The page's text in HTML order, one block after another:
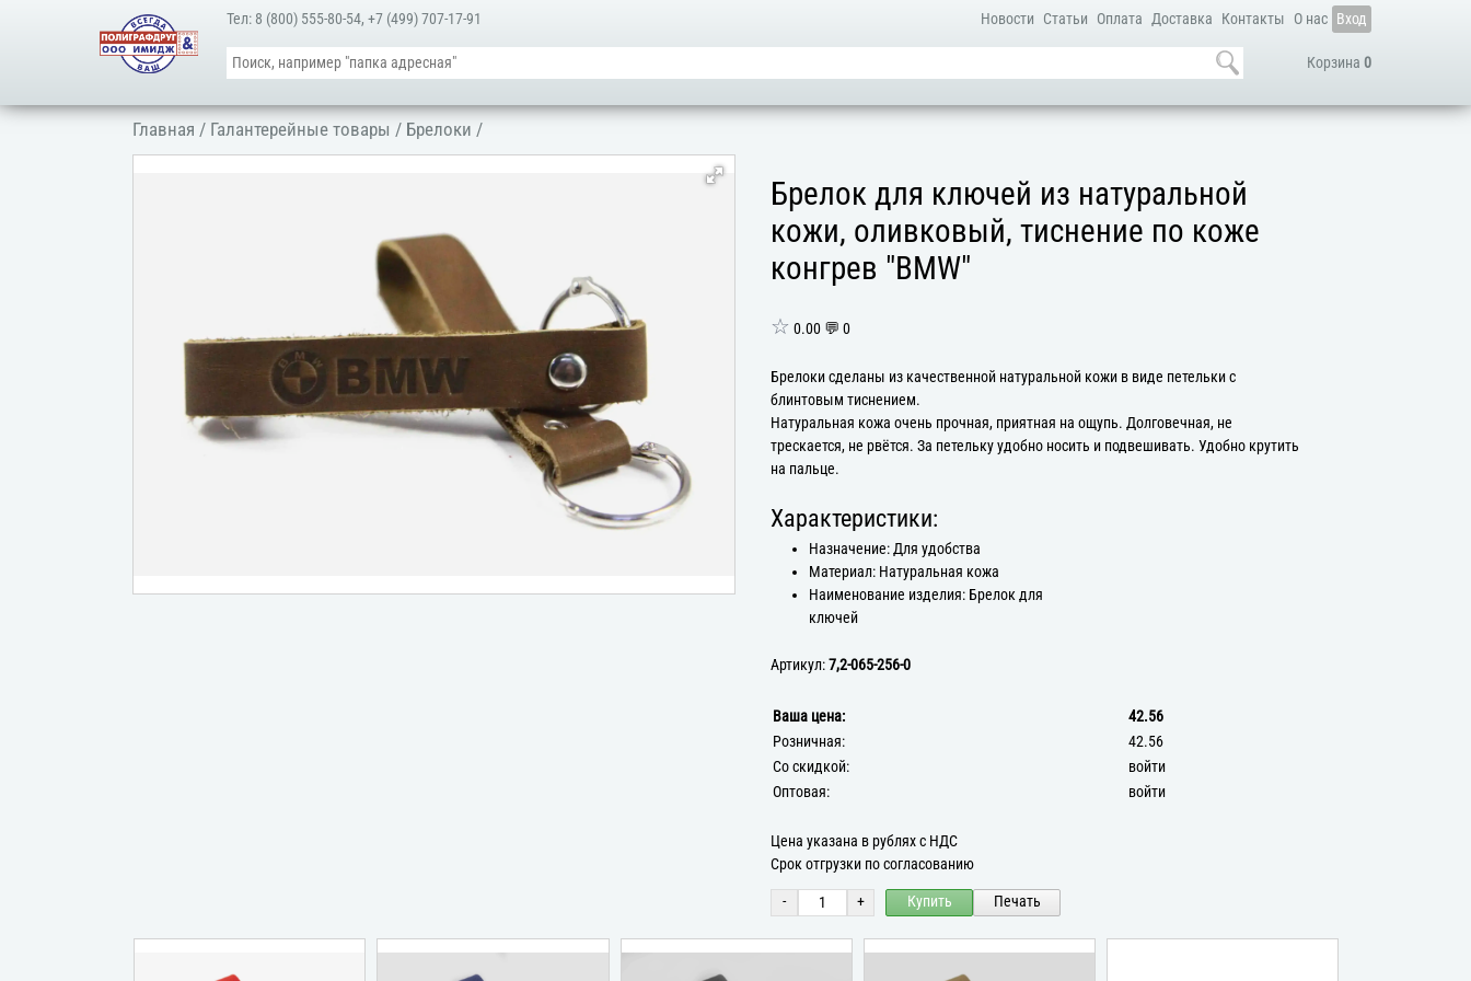
Новости Статьи Оплата Доставка Контакты О нас Вход
Корзина 0
Тел: 8 (800) 555-80-54,+7 (499) 707-17-91
Главная / Галантерейные товары / Брелоки /
Брелок для ключей из натуральной
кожи, оливковый, тиснение по коже
конгрев "BMW"
☆ 0.00 💬 0
Брелоки сделаны из качественной натуральной кожи в виде петельки с
блинтовым тиснением.
Натуральная кожа очень прочная, приятная на ощупь. Долговечная, не
трескается, не рвётся. За петельку удобно носить и подвешивать. Удобно крутить
на пальце.
Характеристики:
Назначение: Для удобства
Материал: Натуральная кожа
Наименование изделия: Брелок для
ключей
Артикул:7,2-065-256-0
Ваша цена:
42.56
Розничная:
42.56
Со скидкой:
войти
Оптовая:
войти
Цена указана в рублях с НДС
Срок отгрузки по согласованию
- + Купить Печать